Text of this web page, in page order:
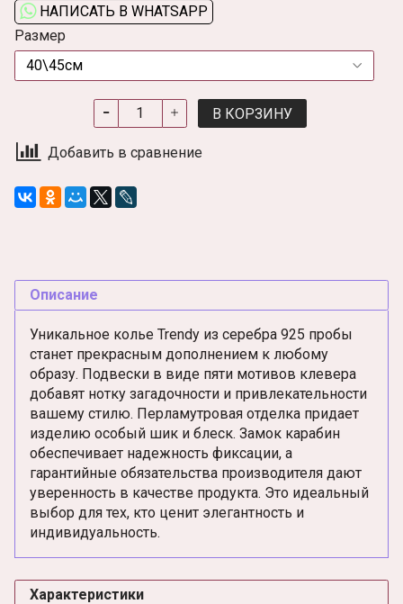
НАПИСАТЬ В WHATSAPP
Размер
В КОРЗИНУ
Добавить в сравнение
Описание
Уникальное колье Trendy из серебра 925 пробы
станет прекрасным дополнением к любому
образу. Подвески в виде пяти мотивов клевера
добавят нотку загадочности и привлекательности
вашему стилю. Перламутровая отделка придает
изделию особый шик и блеск. Замок карабин
обеспечивает надежность фиксации, а
гарантийные обязательства производителя дают
уверенность в качестве продукта. Это идеальный
выбор для тех, кто ценит элегантность и
индивидуальность.
Характеристики